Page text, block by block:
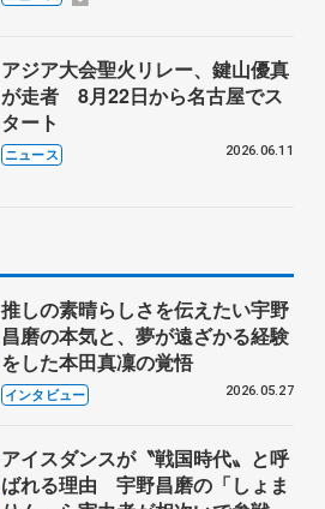
アジア大会聖火リレー、鍵山優真
が走者 8月22日から名古屋でス
タート
ニュース 2026.06.11
推しの素晴らしさを伝えたい宇野
昌磨の本気と、夢が遠ざかる経験
をした本田真凜の覚悟
インタビュー 2026.05.27
アイスダンスが〝戦国時代〟と呼
ばれる理由 宇野昌磨の「しょま